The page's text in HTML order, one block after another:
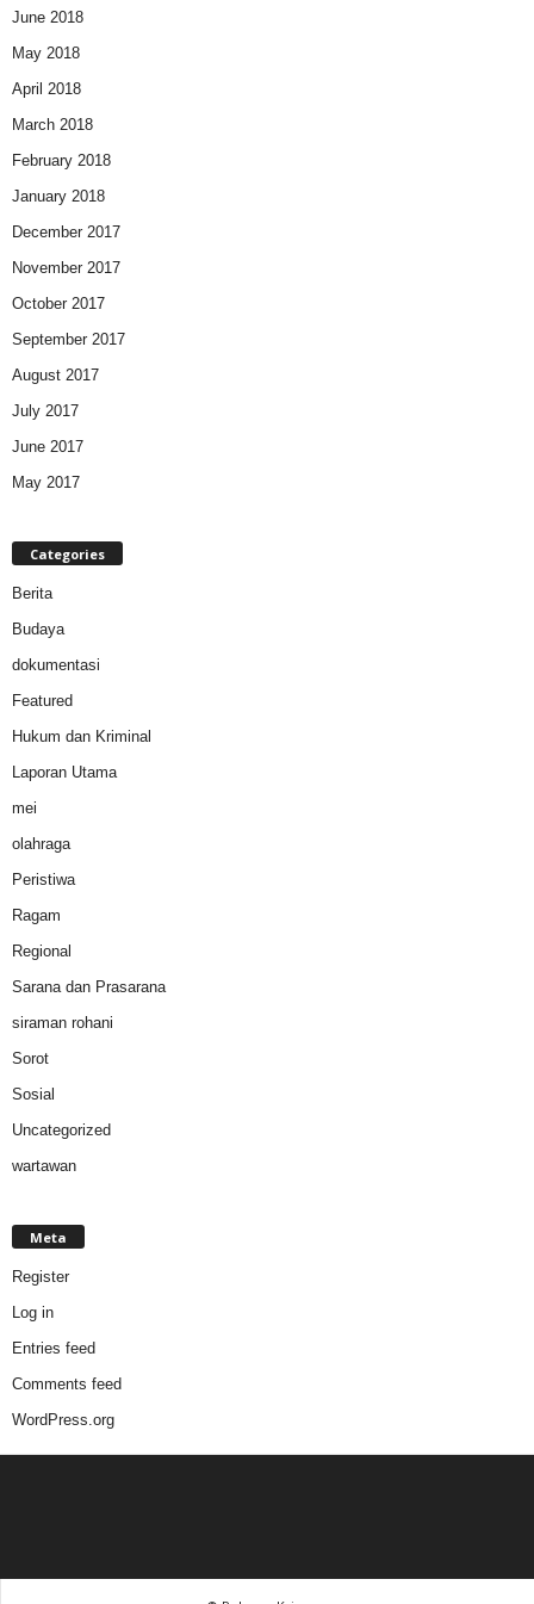
June 2018
May 2018
April 2018
March 2018
February 2018
January 2018
December 2017
November 2017
October 2017
September 2017
August 2017
July 2017
June 2017
May 2017
Categories
Berita
Budaya
dokumentasi
Featured
Hukum dan Kriminal
Laporan Utama
mei
olahraga
Peristiwa
Ragam
Regional
Sarana dan Prasarana
siraman rohani
Sorot
Sosial
Uncategorized
wartawan
Meta
Register
Log in
Entries feed
Comments feed
WordPress.org